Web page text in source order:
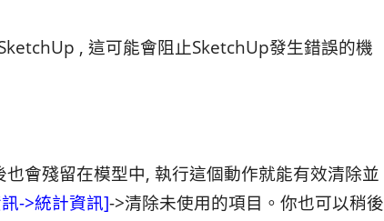
, 這可能會阻止SketchUp發生錯誤的機
會殘留在模型中, 執行這個動作就能有效清除並
->統計資訊]->清除未使用的項目。你也可以稍後